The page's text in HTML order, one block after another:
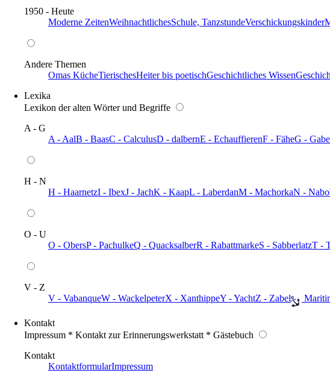
1950 - Heute
Moderne ZeitenWeihnachtlichesSchule, TanzstundeVerschickungskinder
Andere Themen
Omas KücheTierischesHeiter bis poetischGeschichtliches Wissen
Lexika
Lexikon der alten Wörter und Begriffe
A - G
A - AalB - BaasC - CalculusD - dalbernE - EchauffierenF - FäheG -
H - N
H - HaarnetzI - IbexJ - JachK - KaapL - LaberdanM - MachorkaN -
O - U
O - ObersP - PachulkeQ - QuacksalberR - RabattmarkeS - SabberlatzT -
V - Z
V - VabanqueW - WackelpeterX - XanthippeY - YachtZ - Zabel
Kontakt
Impressum * Kontakt zur Erinnerungswerkstatt * Gästebuch
Kontakt
KontaktformularImpressum